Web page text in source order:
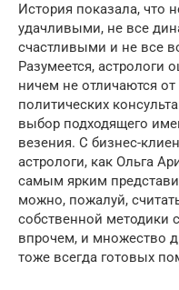
История показала, что
удачливыми, не все
счастливыми и не все
Разумеется, астрологи
ничем не отличаются
политических
выбор подходящего
везения. С бизнес-
астрологи, как Ольга
самым ярким
можно, пожалуй,
собственной методики
впрочем, и множество
тоже всегда готовых